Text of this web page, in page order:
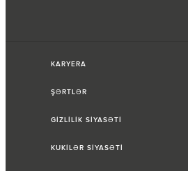
KARYERA
ŞƏRTLƏR
GİZLİLİK SİYASƏTİ
KUKİLƏR SİYASƏTİ